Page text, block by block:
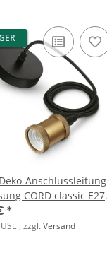
Anschlussleitung
CORD classic E27
*
, zzgl.Versand